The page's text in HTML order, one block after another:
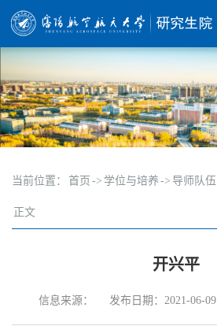
当前位置： 首页 -> 学位与培养 -> 导师队伍
正文
开兴平
信息来源： 发布日期：2021-06-09